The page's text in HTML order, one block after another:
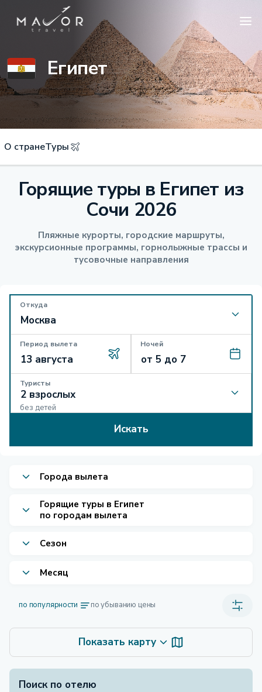
Египет
О странеТуры
Горящие туры в Египет из
Сочи 2026
Пляжные курорты, городские маршруты,
экскурсионные программы, горнолыжные трассы и
тусовочные направления
Откуда
Период вылета Ночей
Туристы
без детей
Искать
Города вылета
Горящие туры в Египет
по городам вылета
Сезон
Месяц
по популярности по убыванию цены
Показать карту
Поиск по отелю